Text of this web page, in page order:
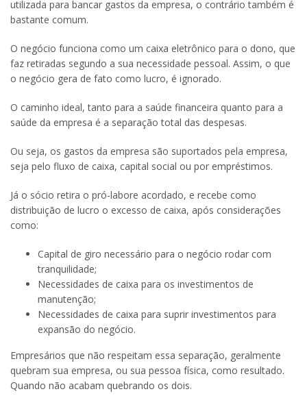
utilizada para bancar gastos da empresa, o contrário também é
bastante comum.
O negócio funciona como um caixa eletrônico para o dono, que
faz retiradas segundo a sua necessidade pessoal. Assim, o que
o negócio gera de fato como lucro, é ignorado.
O caminho ideal, tanto para a saúde financeira quanto para a
saúde da empresa é a separação total das despesas.
Ou seja, os gastos da empresa são suportados pela empresa,
seja pelo fluxo de caixa, capital social ou por empréstimos.
Já o sócio retira o pró-labore acordado, e recebe como
distribuição de lucro o excesso de caixa, após considerações
como:
Capital de giro necessário para o negócio rodar com
tranquilidade;
Necessidades de caixa para os investimentos de
manutenção;
Necessidades de caixa para suprir investimentos para
expansão do negócio.
Empresários que não respeitam essa separação, geralmente
quebram sua empresa, ou sua pessoa física, como resultado.
Quando não acabam quebrando os dois.